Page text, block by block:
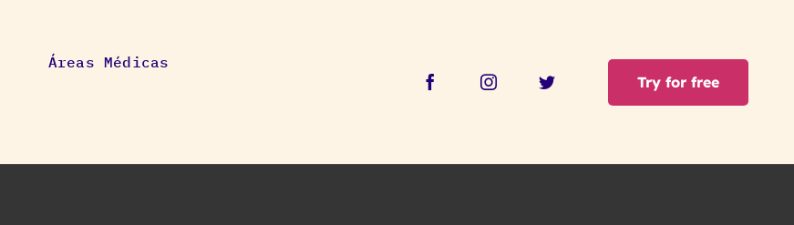
Áreas Médicas
Try for free